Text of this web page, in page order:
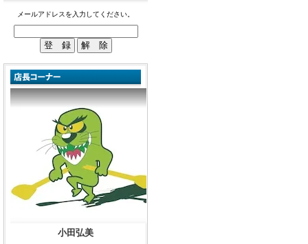
メールアドレスを入力してください。
小田弘美